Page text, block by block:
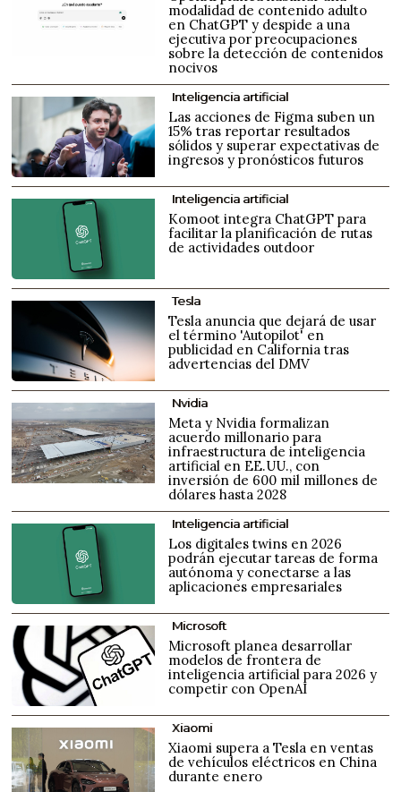
modalidad de contenido adulto
en ChatGPT y despide a una
ejecutiva por preocupaciones
sobre la detección de contenidos
nocivos
Inteligencia artificial
Las acciones de Figma suben un
15% tras reportar resultados
sólidos y superar expectativas de
ingresos y pronósticos futuros
Inteligencia artificial
Komoot integra ChatGPT para
facilitar la planificación de rutas
de actividades outdoor
Tesla
Tesla anuncia que dejará de usar
el término 'Autopilot' en
publicidad en California tras
advertencias del DMV
Nvidia
Meta y Nvidia formalizan
acuerdo millonario para
infraestructura de inteligencia
artificial en EE.UU., con
inversión de 600 mil millones de
dólares hasta 2028
Inteligencia artificial
Los digitales twins en 2026
podrán ejecutar tareas de forma
autónoma y conectarse a las
aplicaciones empresariales
Microsoft
Microsoft planea desarrollar
modelos de frontera de
inteligencia artificial para 2026 y
competir con OpenAI
Xiaomi
Xiaomi supera a Tesla en ventas
de vehículos eléctricos en China
durante enero